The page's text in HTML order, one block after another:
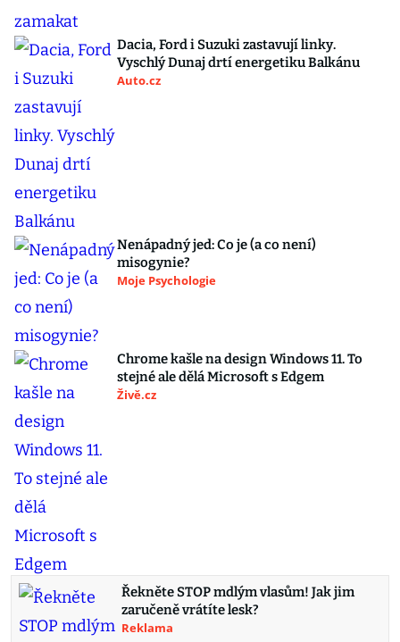
Dacia, Ford i Suzuki zastavují linky.
Vyschlý Dunaj drtí energetiku Balkánu
Auto.cz
Nenápadný jed: Co je (a co není)
misogynie?
Moje Psychologie
Chrome kašle na design Windows 11. To
stejné ale dělá Microsoft s Edgem
Živě.cz
Řekněte STOP mdlým vlasům! Jak jim
zaručeně vrátíte lesk?
Reklama